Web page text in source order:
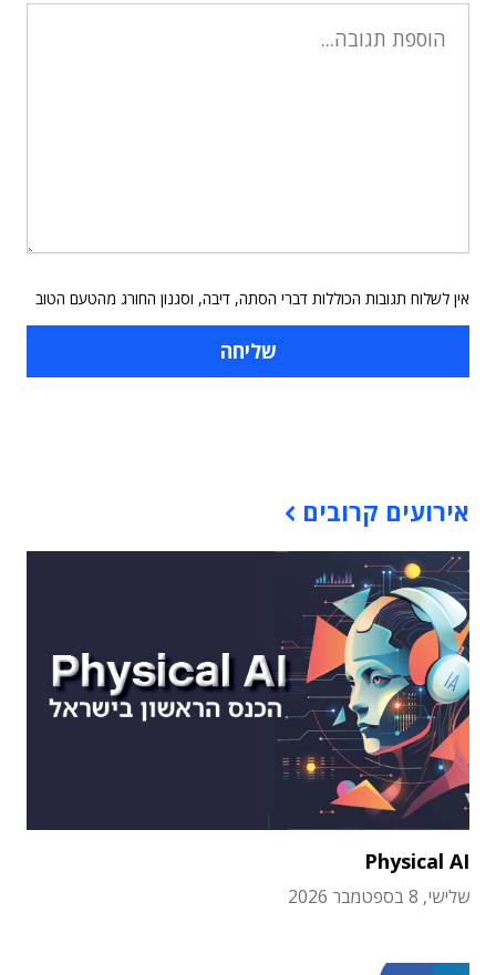
אין לשלוח תגובות הכוללות דברי הסתה, דיבה, וסגנון החורג מהטעם הטוב
אירועים קרובים
Physical AI
שלישי, 8 בספטמבר 2026